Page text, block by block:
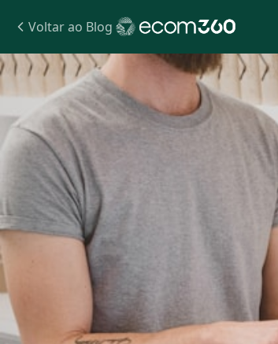
Voltar ao Blog